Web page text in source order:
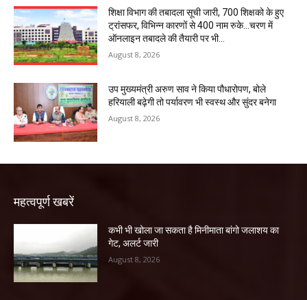
शिक्षा विभाग की तबादला सूची जारी, 700 शिक्षको के हुए
ट्रांसफर, विभिन्न कारणों से 400 नाम रुके…चरण में
ऑनलाइन तबादले की तैयारी पर भी...
August 8, 2026
उप मुख्यमंत्री अरुण साव ने किया पौधारोपण, बोले
हरियाली बढ़ेगी तो पर्यावरण भी स्वस्थ और सुंदर बनेगा
August 8, 2026
महत्वपूर्ण खबरें
कभी भी खोला जा सकता है मिनीमाता बांगो जलाशय का
गेट, अलर्ट जारी
August 8, 2026